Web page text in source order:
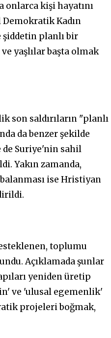
onlarca kişi hayatını
Demokratik Kadın
şiddetin planlı bir
yaşlılar başta olmak
son saldırıların "planlı
da benzer şekilde
de Suriye'nin sahil
Yakın zamanda,
ise Hristiyan
toplumu
Açıklamada şunlar
yeniden üretip
ve 'ulusal egemenlik'
projeleri boğmak,